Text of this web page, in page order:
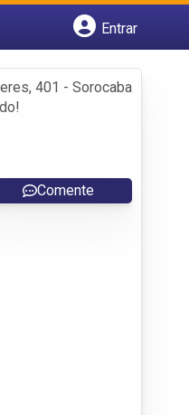
Entrar
401 - Sorocaba
Comente